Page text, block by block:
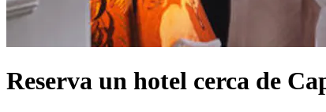
Reserva un hotel cerca de